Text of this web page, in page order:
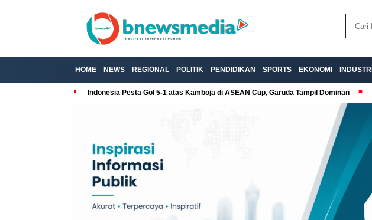
HOME NEWS REGIONAL POLITIK PENDIDIKAN SPORTS EKONOMI INDUSTRI
Indonesia Pesta Gol 5-1 atas Kamboja di ASEAN Cup, Garuda Tampil Dominan